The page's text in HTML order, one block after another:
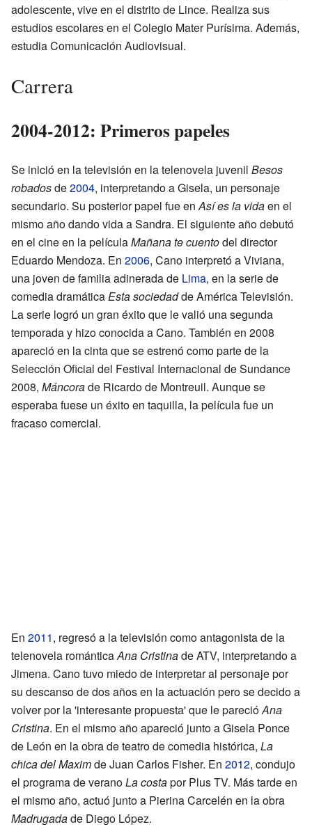
adolescente, vive en el distrito de Lince. Realiza sus
estudios escolares en el Colegio Mater Purísima. Además,
estudia Comunicación Audiovisual.
Carrera
2004-2012: Primeros papeles
Se inició en la televisión en la telenovela juvenil Besos
robadosde2004, interpretando a Gisela, un personaje
secundario. Su posterior papel fue enAsí es la vidaen el
mismo año dando vida a Sandra. El siguiente año debutó
en el cine en la películaMañana te cuentodel director
Eduardo Mendoza. En 2006, Cano interpretó a Viviana,
una joven de familia adinerada de Lima, en la serie de
comedia dramáticaEsta sociedadde América Televisión.
La serie logró un gran éxito que le valió una segunda
temporada y hizo conocida a Cano. También en 2008
apareció en la cinta que se estrenó como parte de la
Selección Oficial del Festival Internacional de Sundance
2008, Máncorade Ricardo de Montreuil. Aunque se
esperaba fuese un éxito en taquilla, la película fue un
fracaso comercial.
En 2011, regresó a la televisión como antagonista de la
telenovela románticaAna Cristinade ATV, interpretando a
Jimena. Cano tuvo miedo de interpretar al personaje por
su descanso de dos años en la actuación pero se decido a
volver por la 'interesante propuesta' que le parecióAna
Cristina. En el mismo año apareció junto a Gisela Ponce
de León en la obra de teatro de comedia histórica, La
chica del Maximde Juan Carlos Fisher. En 2012, condujo
el programa de veranoLa costapor Plus TV. Más tarde en
el mismo año, actuó junto a Pierina Carcelén en la obra
Madrugadade Diego López.